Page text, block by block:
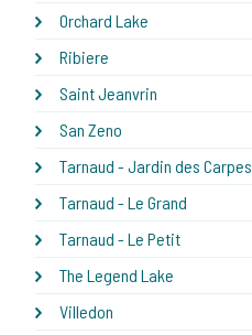
Orchard Lake
Ribiere
Saint Jeanvrin
San Zeno
Tarnaud - Jardin des Carpes
Tarnaud - Le Grand
Tarnaud - Le Petit
The Legend Lake
Villedon